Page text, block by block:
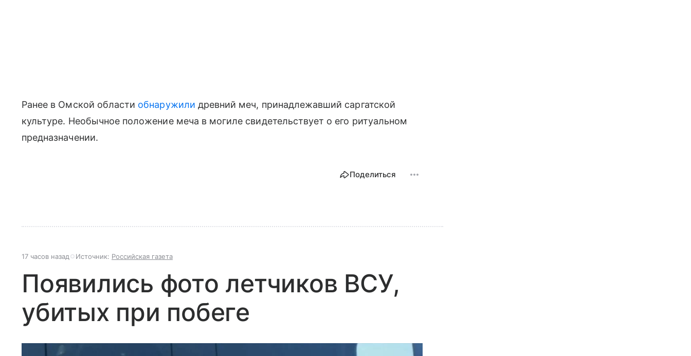
Ранее в Омской области обнаружили древний меч, принадлежавший саргатской
культуре. Необычное положение меча в могиле свидетельствует о его ритуальном
предназначении.
Поделиться
17 часов назад Источник: Российская газета
Появились фото летчиков ВСУ,
убитых при побеге